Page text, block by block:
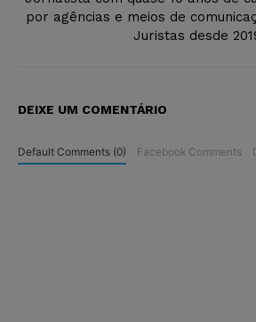
por agências e meios de
Juristas desde
DEIXE UM COMENTÁRIO
Default Comments (0) Facebook Comments